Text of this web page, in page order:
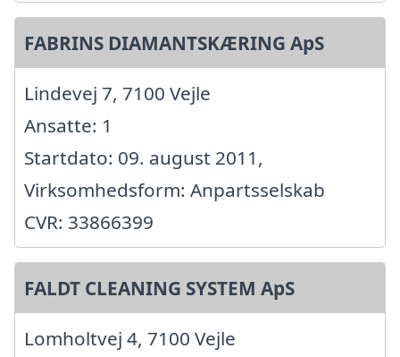
FABRINS DIAMANTSKÆRING ApS
Lindevej 7, 7100 Vejle
Ansatte: 1
Startdato: 09. august 2011,
Virksomhedsform: Anpartsselskab
CVR: 33866399
FALDT CLEANING SYSTEM ApS
Lomholtvej 4, 7100 Vejle